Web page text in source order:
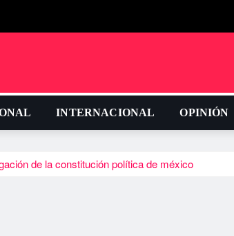
INTERNACIONAL OPINIÓN
de la constitución política de méxico